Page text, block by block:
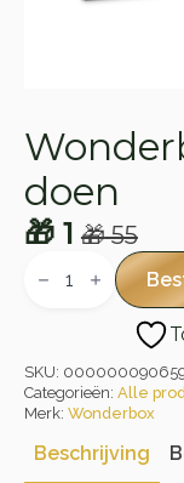
doen
🎁55
prijs
🎁 55.
🎁 1
Huidige
prijs
🎁 1.
Wonderbox
Leuk
SKU:
Categorieën: Alle
Merk: Wonderbox
Beschrijving